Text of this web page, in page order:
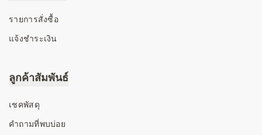
รายการสั่งซื้อ
แจ้งชำระเงิน
ลูกค้าสัมพันธ์
เชคพัสดุ
คำถามที่พบบ่อย